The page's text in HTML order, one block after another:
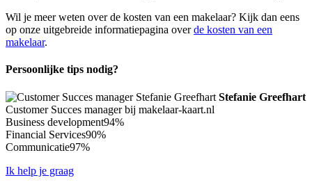
Wil je meer weten over de kosten van een makelaar? Kijk dan eens
op onze uitgebreide informatiepagina overde kosten van een
makelaar.
Persoonlijke tips nodig?
Stefanie Greefhart
Customer Succes manager bij makelaar-kaart.nl
Business development94%
Financial Services90%
Communicatie97%
Ik help je graag